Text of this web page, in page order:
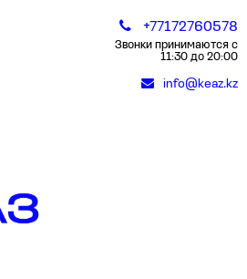
+77172760578
Звонки принимаются с
11:30 до 20:00
info@keaz.kz